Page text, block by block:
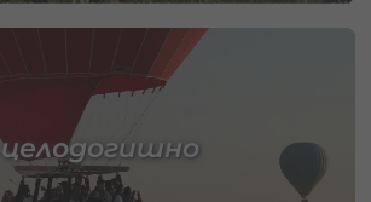
целодогишно